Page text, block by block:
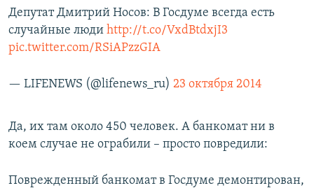
Депутат Дмитрий Носов: В Госдуме всегда есть
случайные люди http://t.co/VxdBtdxjI3
pic.twitter.com/RSiAPzzGIA
— LIFENEWS (@lifenews_ru) 23 октября 2014
Да, их там около 450 человек. А банкомат ни в
коем случае не ограбили – просто повредили:
Поврежденный банкомат в Госдуме демонтирован,